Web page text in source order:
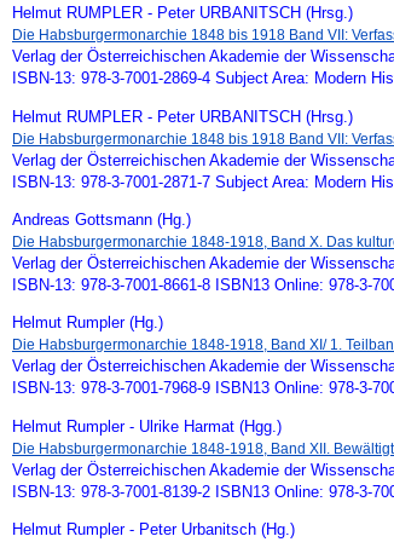
Helmut RUMPLER - Peter URBANITSCH (Hrsg.)
Die Habsburgermonarchie 1848 bis 1918 Band VII:
Verlag der Österreichischen Akademie der
ISBN-13: 978-3-7001-2869-4 Subject Area: Modern
Helmut RUMPLER - Peter URBANITSCH (Hrsg.)
Die Habsburgermonarchie 1848 bis 1918 Band VII:
Verlag der Österreichischen Akademie der
ISBN-13: 978-3-7001-2871-7 Subject Area: Modern
Andreas Gottsmann (Hg.)
Die Habsburgermonarchie 1848-1918, Band X. Das
Verlag der Österreichischen Akademie der
ISBN-13: 978-3-7001-8661-8 ISBN13 Online: 978-3-
Helmut Rumpler (Hg.)
Die Habsburgermonarchie 1848-1918, Band XI/ 1.
Verlag der Österreichischen Akademie der
ISBN-13: 978-3-7001-7968-9 ISBN13 Online: 978-3-
Helmut Rumpler - Ulrike Harmat (Hgg.)
Die Habsburgermonarchie 1848-1918, Band XII.
Verlag der Österreichischen Akademie der
ISBN-13: 978-3-7001-8139-2 ISBN13 Online: 978-3-
Helmut Rumpler - Peter Urbanitsch (Hg.)